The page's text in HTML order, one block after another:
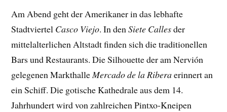
Am Abend geht der Amerikaner in das lebhafte
Stadtviertel Casco Viejo. In denSiete Callesder
mittelalterlichen Altstadt finden sich die traditionellen
Bars und Restaurants. Die Silhouette der am Nervión
gelegenen MarkthalleMercado de la Riberaerinnert an
ein Schiff. Die gotische Kathedrale aus dem 14.
Jahrhundert wird von zahlreichen Pintxo-Kneipen